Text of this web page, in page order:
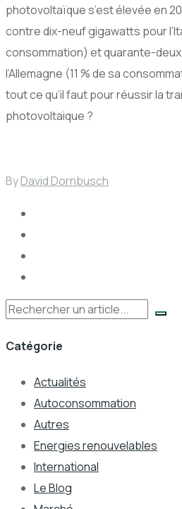
photovoltaïque s’est élevée en
contre dix-neuf gigawatts pour
consommation) et quarante-
l’Allemagne (11 % de sa
tout ce qu’il faut pour réussir la
photovoltaique ?
ByDavid Dornbusch
Rechercher
Catégorie
Actualités
Autoconsommation
Autres
Energies renouvelables
International
Le Blog